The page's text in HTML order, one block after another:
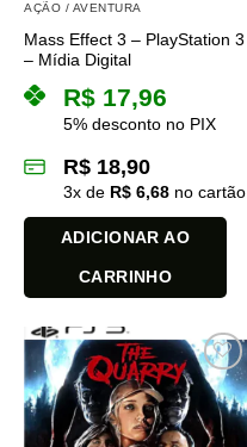
AÇÃO / AVENTURA
Mass Effect 3 – PlayStation 3
– Mídia Digital
R$ 17,96
5% desconto no PIX
R$ 18,90
3x de R$ 6,68 no cartão
ADICIONAR AO
CARRINHO